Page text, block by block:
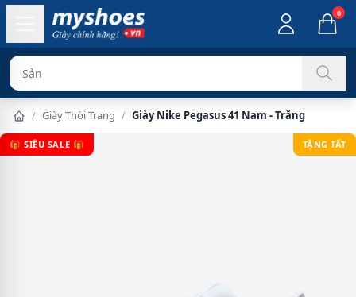
0
Sản phẩm chính
/ Giày Thời Trang / Giày Nike Pegasus 41 Nam - Trắng
🎁 SIÊU SALE 🎁 TẶNG TẤT